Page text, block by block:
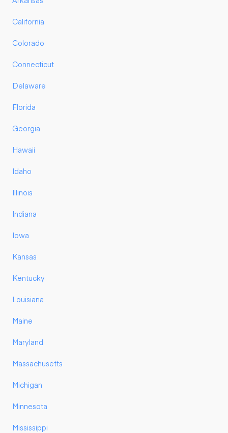
California
Colorado
Connecticut
Delaware
Florida
Georgia
Hawaii
Idaho
Illinois
Indiana
Iowa
Kansas
Kentucky
Louisiana
Maine
Maryland
Massachusetts
Michigan
Minnesota
Mississippi